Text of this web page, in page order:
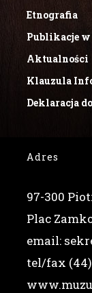
Etnografia
Publikacje
Aktualności
Klauzula
Deklaracja
Adres
97-300
Plac
email:
tel/fax (44)